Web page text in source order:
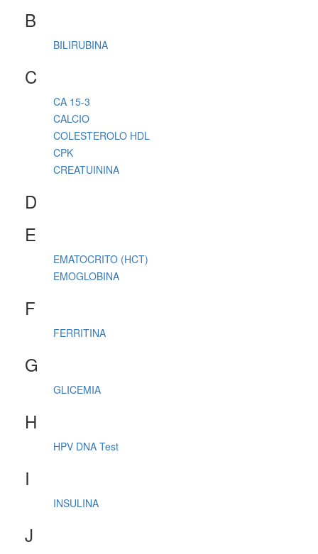
B
BILIRUBINA
C
CA 15-3
CALCIO
COLESTEROLO HDL
CPK
CREATUININA
D
E
EMATOCRITO (HCT)
EMOGLOBINA
F
FERRITINA
G
GLICEMIA
H
HPV DNA Test
I
INSULINA
J